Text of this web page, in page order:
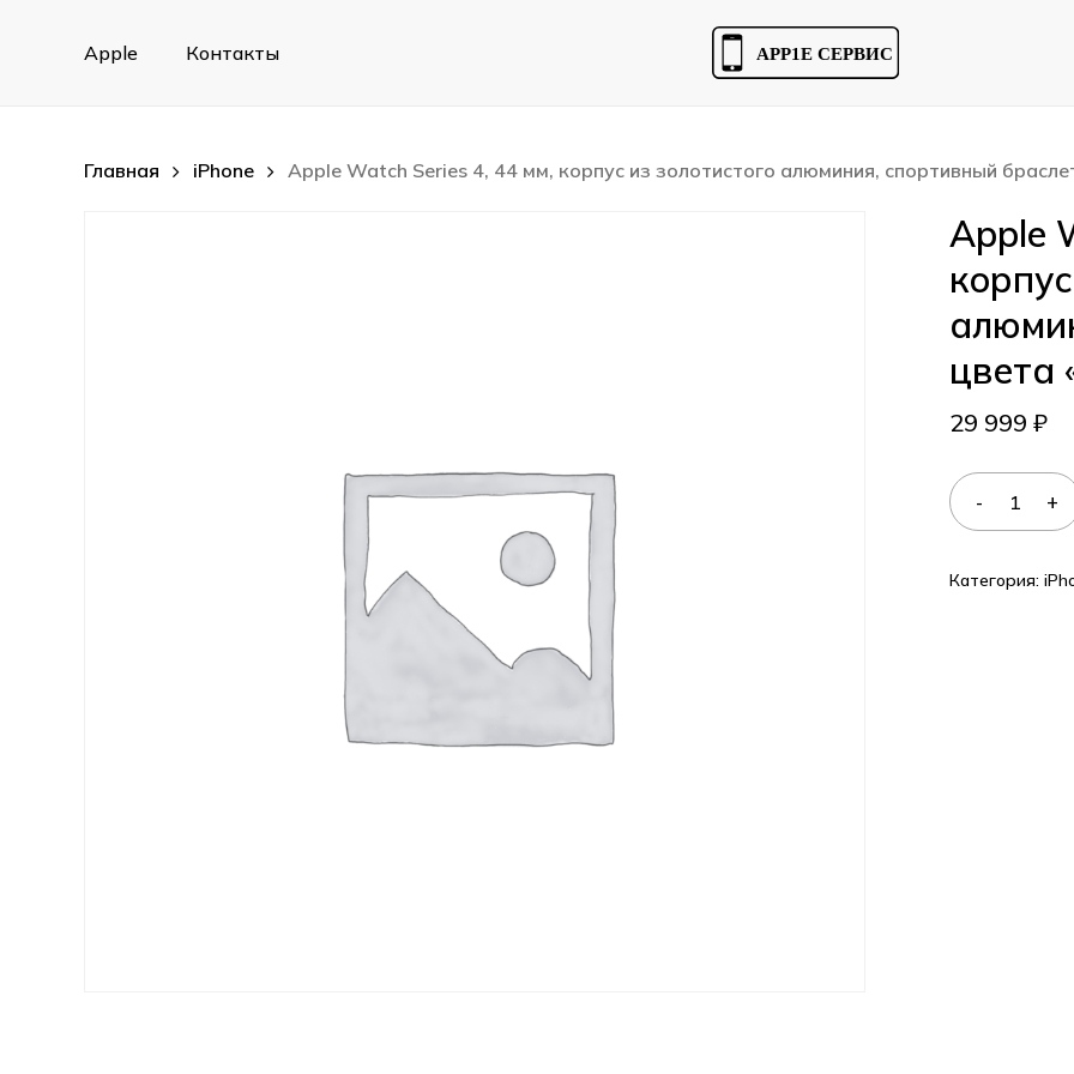
Apple Контакты
Главная iPhone Apple Watch Series 4, 44 мм, корпус из золотистого алюминия, спортивный
Apple
цвета
29 999₽
Категория: